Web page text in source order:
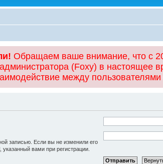
Обращаем ваше внимание, что с
(Foxy) в настоящее
между пользователями
записью. Если вы не изменили его
вами при регистрации.